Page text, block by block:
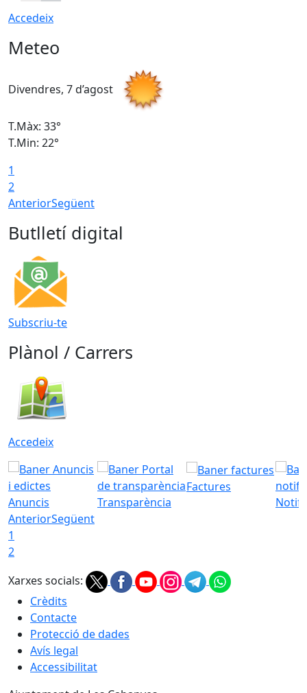
Accedeix
Meteo
Divendres, 7 d’agost
T.Màx: 33°
T.Min: 22°
1
2
AnteriorSegüent
Butlletí digital
Subscriu-te
Plànol / Carrers
Accedeix
Anuncis Transparència
Factures
AnteriorSegüent
1
2
Xarxes socials:
Crèdits
Contacte
Protecció de dades
Avís legal
Accessibilitat